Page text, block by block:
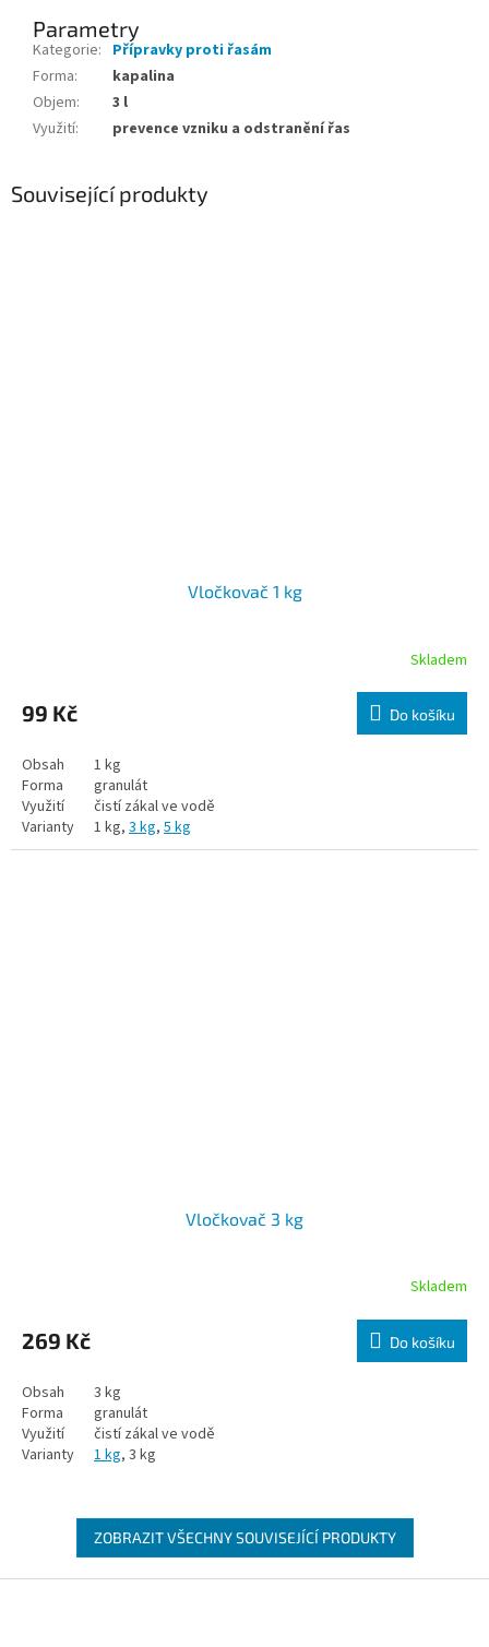
Parametry
Kategorie: Přípravky proti řasám
Forma:
kapalina
Objem:
3 l
Využití: prevence vzniku a odstranění řas
Související produkty
Vločkovač 1 kg
Skladem
99 Kč Do košíku
Obsah
1 kg
Forma
granulát
Využití
čistí zákal ve vodě
Varianty
1 kg, 3 kg, 5 kg
Vločkovač 3 kg
Skladem
269 Kč Do košíku
Obsah
3 kg
Forma
granulát
Využití
čistí zákal ve vodě
Varianty
1 kg, 3 kg
ZOBRAZIT VŠECHNY SOUVISEJÍCÍ PRODUKTY